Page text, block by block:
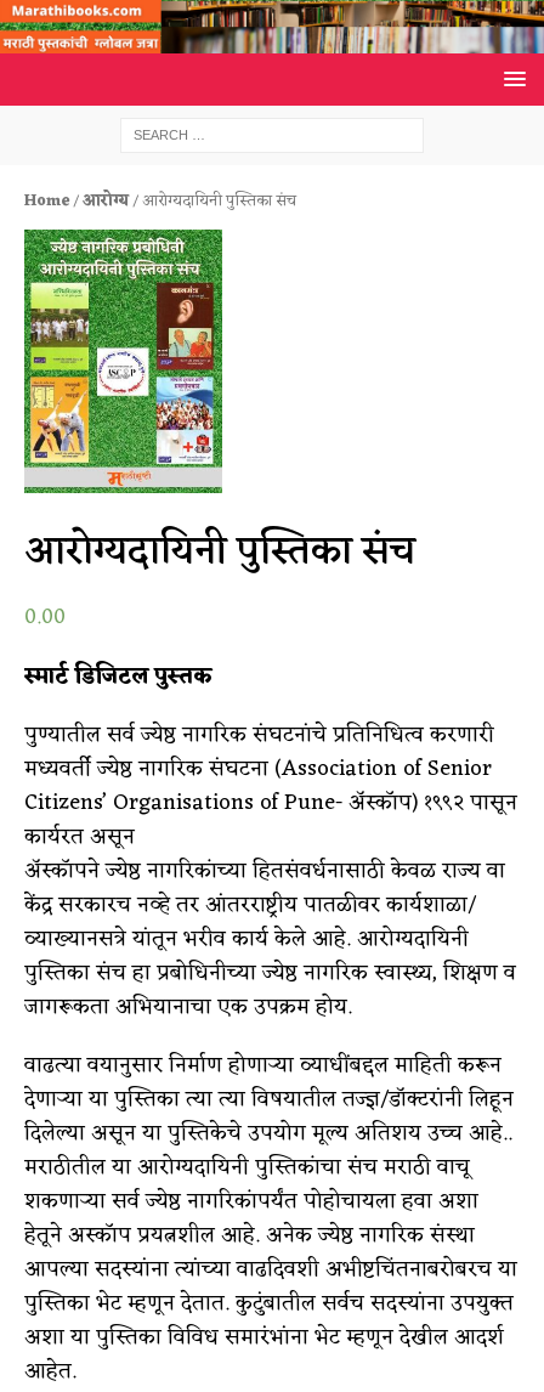
Home/आरोग्य/ आरोग्यदायिनी पुस्तिका संच
आरोग्यदायिनी पुस्तिका संच
0.00
स्मार्ट डिजिटल पुस्तक
पुण्यातील सर्व ज्येष्ठ नागरिक संघटनांचे प्रतिनिधित्व करणारी
मध्यवर्ती ज्येष्ठ नागरिक संघटना (Association of Senior
Citizens’ Organisations of Pune- ॲस्कॉप) १९९२ पासून
कार्यरत असून
ॲस्कॉपने ज्येष्ठ नागरिकांच्या हितसंवर्धनासाठी केवळ राज्य वा
केंद्र सरकारच नव्हे तर आंतरराष्ट्रीय पातळीवर कार्यशाळा/
व्याख्यानसत्रे यांतून भरीव कार्य केले आहे. आरोग्यदायिनी
पुस्तिका संच हा प्रबोधिनीच्या ज्येष्ठ नागरिक स्वास्थ्य, शिक्षण व
जागरूकता अभियानाचा एक उपक्रम होय.
वाढत्या वयानुसार निर्माण होणाऱ्या व्याधींबद्दल माहिती करून
देणाऱ्या या पुस्तिका त्या त्या विषयातील तज्ज्ञ/डॉक्टरांनी लिहून
दिलेल्या असून या पुस्तिकेचे उपयोग मूल्य अतिशय उच्च आहे..
मराठीतील या आरोग्यदायिनी पुस्तिकांचा संच मराठी वाचू
शकणाऱ्या सर्व ज्येष्ठ नागरिकांपर्यंत पोहोचायला हवा अशा
हेतूने अस्कॉप प्रयत्नशील आहे. अनेक ज्येष्ठ नागरिक संस्था
आपल्या सदस्यांना त्यांच्या वाढदिवशी अभीष्टचिंतनाबरोबरच या
पुस्तिका भेट म्हणून देतात. कुटुंबातील सर्वच सदस्यांना उपयुक्त
अशा या पुस्तिका विविध समारंभांना भेट म्हणून देखील आदर्श
आहेत.